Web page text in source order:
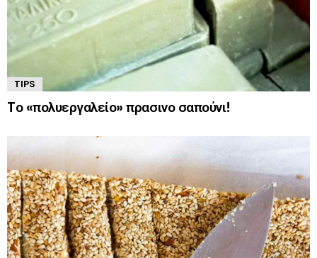
TIPS
Tο «πολυεργαλείο» πρασινο σαπούνι!